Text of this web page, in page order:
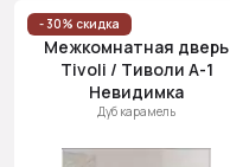
- 30% скидка
Межкомнатная дверь
Tivoli / Тиволи А-1
Невидимка
Дуб карамель